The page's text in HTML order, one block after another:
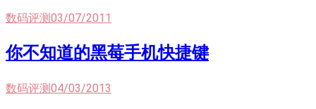
数码评测03/07/2011
你不知道的黑莓手机快捷键
数码评测04/03/2013